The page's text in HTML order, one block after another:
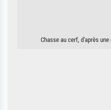
Chasse au cerf, d'après